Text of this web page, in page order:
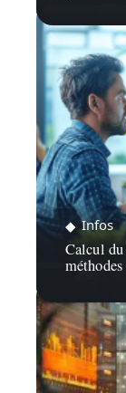
Infos
Calcul